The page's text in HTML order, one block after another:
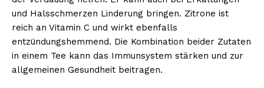
und Halsschmerzen Linderung bringen. Zitrone ist
reich an Vitamin C und wirkt ebenfalls
entzündungshemmend. Die Kombination beider Zutaten
in einem Tee kann das Immunsystem stärken und zur
allgemeinen Gesundheit beitragen.